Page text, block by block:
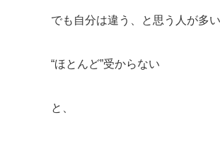
でも自分は違う、と思う人が多
“ほとんど”受からない
と、